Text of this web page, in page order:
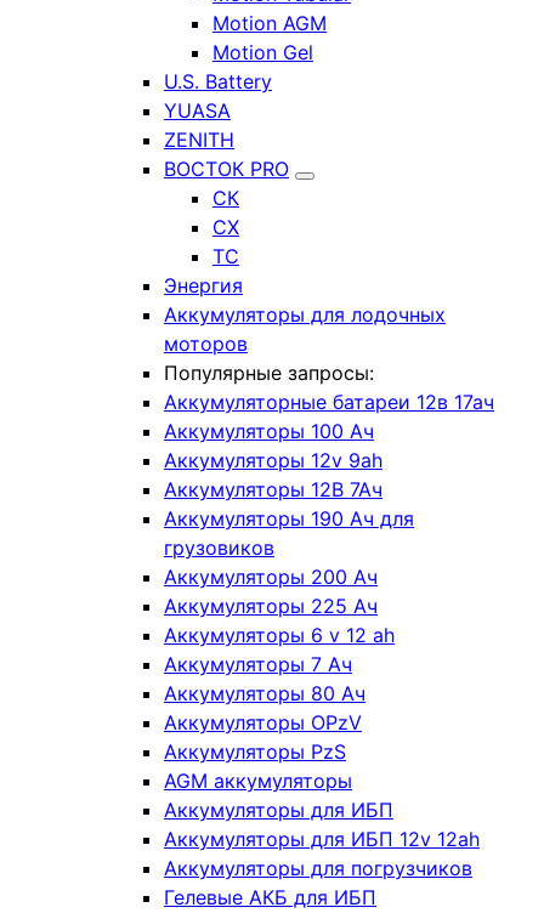
Motion AGM
Motion Gel
U.S. Battery
YUASA
ZENITH
ВОСТОК PRO
СК
СХ
ТС
Энергия
Аккумуляторы для лодочных
моторов
Популярные запросы:
Аккумуляторные батареи 12в 17ач
Аккумуляторы 100 Ач
Аккумуляторы 12v 9ah
Аккумуляторы 12В 7Ач
Аккумуляторы 190 Ач для
грузовиков
Аккумуляторы 200 Ач
Аккумуляторы 225 Ач
Аккумуляторы 6 v 12 ah
Аккумуляторы 7 Ач
Аккумуляторы 80 Ач
Аккумуляторы OPzV
Аккумуляторы PzS
AGM аккумуляторы
Аккумуляторы для ИБП
Аккумуляторы для ИБП 12v 12ah
Аккумуляторы для погрузчиков
Гелевые АКБ для ИБП